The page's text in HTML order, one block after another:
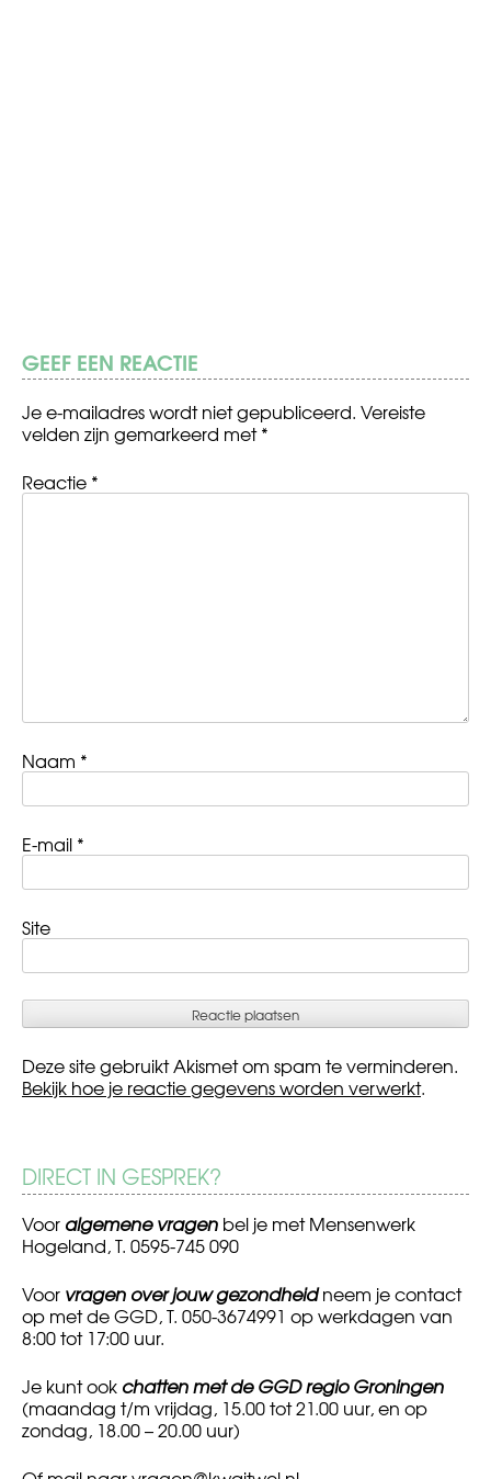
GEEF EEN REACTIE
Je e-mailadres wordt niet gepubliceerd. Vereiste
velden zijn gemarkeerd met*
Reactie *
Naam *
E-mail *
Site
Deze site gebruikt Akismet om spam te verminderen.
Bekijk hoe je reactie gegevens worden verwerkt.
DIRECT IN GESPREK?
Voor algemene vragen bel je met Mensenwerk
Hogeland, T. 0595-745 090
Voor vragen over jouw gezondheidneem je contact
op met de GGD, T. 050-3674991 op werkdagen van
8:00 tot 17:00 uur.
Je kunt ook chatten met de GGD regio Groningen
(maandag t/m vrijdag, 15.00 tot 21.00 uur, en op
zondag, 18.00 – 20.00 uur)